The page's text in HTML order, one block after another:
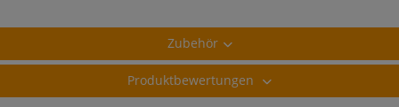
Zubehör
Produktbewertungen